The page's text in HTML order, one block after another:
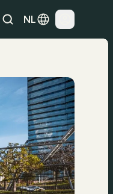
NL